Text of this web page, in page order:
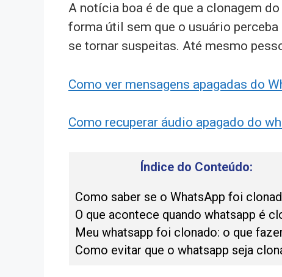
A notícia boa é de que a clonagem
forma útil sem que o usuário
se tornar suspeitas. Até mesmo
Como ver mensagens apagadas do
Como recuperar áudio apagado do
Índice do Conteúdo:
Como saber se o WhatsApp foi
O que acontece quando whatsapp é
Meu whatsapp foi clonado: o que
Como evitar que o whatsapp seja